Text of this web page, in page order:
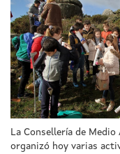
La Consellería de
organizó hoy varias